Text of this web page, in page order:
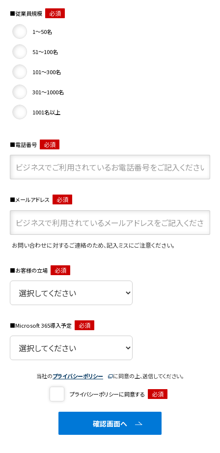
従業員規模 必須
1～50名
51～100名
101～300名
301～1000名
1001名以上
電話番号 必須
メールアドレス 必須
お問い合わせに対するご連絡のため、記入ミスにご注意ください。
お客様の立場 必須
Microsoft 365導入予定 必須
当社のプライバシーポリシー に同意の上、送信してください。
プライバシーポリシーに同意する 必須